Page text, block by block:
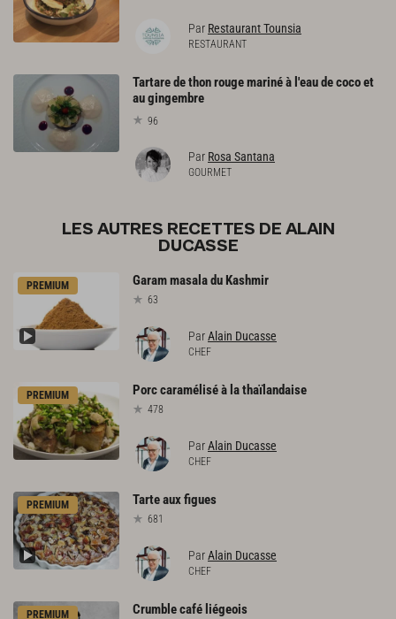
Par Restaurant Tounsia
RESTAURANT
Tartare de thon rouge mariné à l'eau de coco et
au gingembre
96
Par Rosa Santana
GOURMET
LES AUTRES RECETTES DE ALAIN
DUCASSE
PREMIUM Garammasaladu Kashmir
63
ParAlain Ducasse
CHEF
PREMIUM Porccaraméliséà lathaïlandaise
478
ParAlain Ducasse
CHEF
PREMIUM Tarteauxfigues
681
ParAlain Ducasse
CHEF
PREMIUM Crumblecafé liégeois